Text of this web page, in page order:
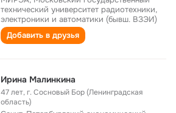
технический университет радиотехники,
электроники и автоматики (бывш. ВЗЭИ)
Добавить в друзья
Ирина Малинкина
47 лет,г. Сосновый Бор (Ленинградская
область)